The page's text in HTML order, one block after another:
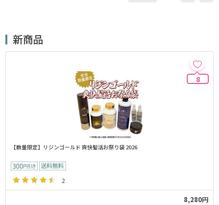
新商品
8
【数量限定】リジンゴールド 爽快髪活お祭り袋 2026
2
8,280円